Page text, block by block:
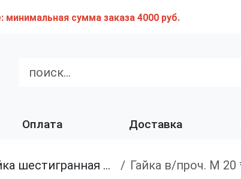
минимальная сумма заказа 4000 руб.
Оплата Доставка
высокопрочная, класс прочности 8.0, 10.0 и 12.0 Гайка в/проч. M